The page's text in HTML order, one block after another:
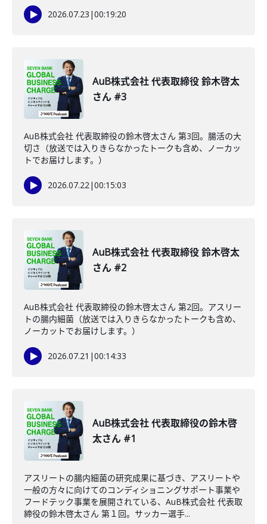
2026.07.23 |00:19:20
AuB株式会社 代表取締役 鈴木啓太
さん #3
AuB株式会社 代表取締役の鈴木啓太さん 第3回。腸活の大
切さ（放送では入りきらなかったトークも含め、ノーカッ
トでお届けします。）
2026.07.22|00:15:03
AuB株式会社 代表取締役 鈴木啓太
さん #2
AuB株式会社 代表取締役の鈴木啓太さん 第2回。アスリー
トの腸内細菌（放送では入りきらなかったトークも含め、
ノーカットでお届けします。）
2026.07.21 |00:14:33
AuB株式会社 代表取締役の鈴木啓
太さん #1
アスリートの腸内細菌の研究成果に基づき、アスリートや
一般の方々に向けてのコンディショニングサポート事業や
フードテック事業を展開されている、AuB株式会社 代表取
締役の鈴木啓太さん 第１回。サッカー選手...